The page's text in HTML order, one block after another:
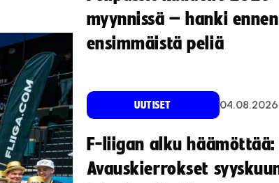
myynnissä – hanki ennen
ensimmäistä peliä
UUTISET 04.08.2026
F-liigan alku häämöttää:
Avauskierrokset